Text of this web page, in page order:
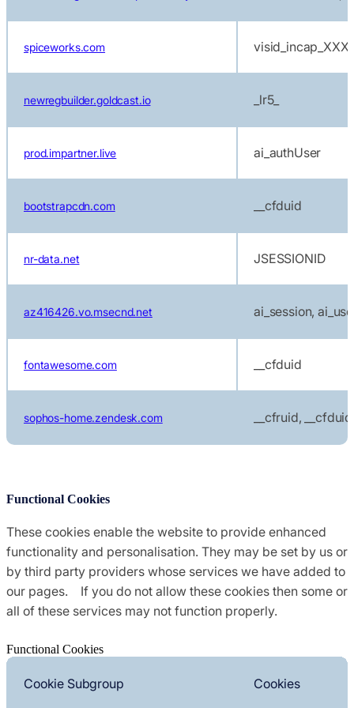
spiceworks.com
newregbuilder.goldcast.io _lr5_
prod.impartner.live ai_authUser
bootstrapcdn.com __cfduid
nr-data.net JSESSIONID
az416426.vo.msecnd.net ai_session,
fontawesome.com __cfduid
sophos-home.zendesk.com __cfruid, __cfduid
Functional Cookies
These cookies enable the website to provide enhanced
functionality and personalisation. They may be set by us or
by third party providers whose services we have added to
our pages. If you do not allow these cookies then some or
all of these services may not function properly.
Functional Cookies
Cookie Subgroup Cookies